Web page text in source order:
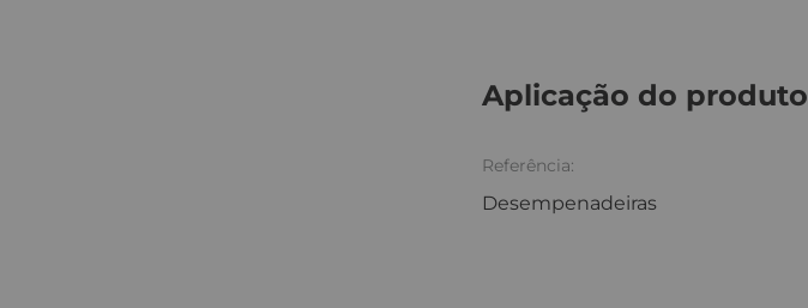
Aplicação do produto
Referência:
Desempenadeiras